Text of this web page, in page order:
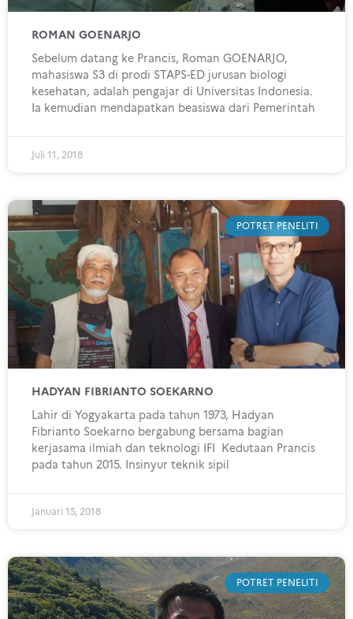
ROMAN GOENARJO
Sebelum datang ke Prancis, Roman GOENARJO,
mahasiswa S3 di prodi STAPS-ED jurusan biologi
kesehatan, adalah pengajar di Universitas Indonesia.
Ia kemudian mendapatkan beasiswa dari Pemerintah
Juli 11, 2018
POTRET PENELITI
HADYAN FIBRIANTO SOEKARNO
Lahir di Yogyakarta pada tahun 1973, Hadyan
Fibrianto Soekarno bergabung bersama bagian
kerjasama ilmiah dan teknologi IFI Kedutaan Prancis
pada tahun 2015. Insinyur teknik sipil
Januari 15, 2018
POTRET PENELITI